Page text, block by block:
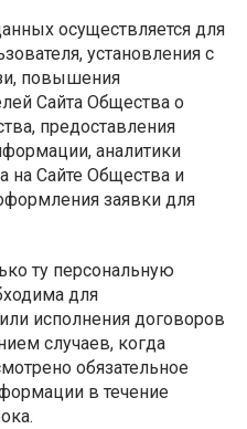
осуществляется для
установления с
повышения
Сайта Общества о
предоставления
аналитики
на Сайте Общества и
заявки для
ту персональную
для
исполнения договоров
случаев, когда
обязательное
в течение